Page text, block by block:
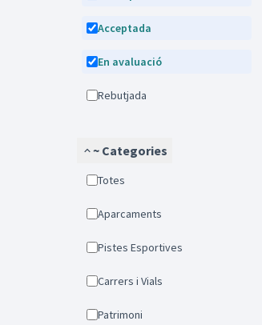
Acceptada
En avaluació
Rebutjada
~ Categories
Totes
Aparcaments
Pistes Esportives
Carrers i Vials
Patrimoni